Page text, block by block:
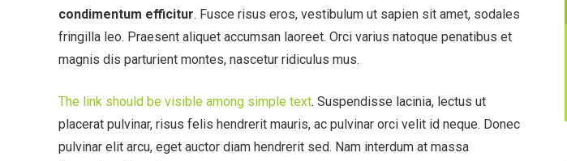
condimentum efficitur. Fusce risus eros, vestibulum ut sapien sit amet, sodales
fringilla leo. Praesent aliquet accumsan laoreet. Orci varius natoque penatibus et
magnis dis parturient montes, nascetur ridiculus mus.
The link should be visible among simple text. Suspendisse lacinia, lectus ut
placerat pulvinar, risus felis hendrerit mauris, ac pulvinar orci velit id neque. Donec
pulvinar elit arcu, eget auctor diam hendrerit sed. Nam interdum at massa